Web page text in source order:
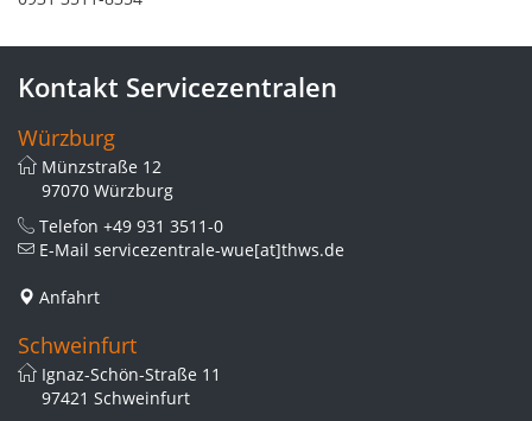
Kontakt Servicezentralen
Würzburg
Münzstraße 12
97070 Würzburg
Telefon +49 931 3511-0
E-Mail servicezentrale-wue[at]thws.de
Anfahrt
Schweinfurt
Ignaz-Schön-Straße 11
97421 Schweinfurt